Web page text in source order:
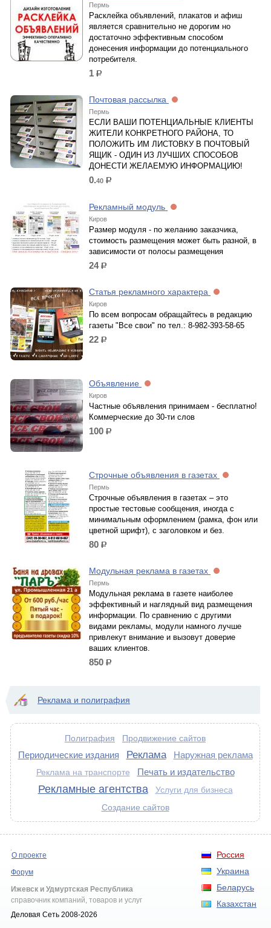
Пермь
Расклейка объявлений, плакатов и афиш
является сравнительно не дорогим но
достаточно эффективным способом
донесения информации до потенциального
потребителя.
1 р.
Почтовая рассылка
Пермь
ЕСЛИ ВАШИ ПОТЕНЦИАЛЬНЫЕ КЛИЕНТЫ
ЖИТЕЛИ КОНКРЕТНОГО РАЙОНА, ТО
ПОЛОЖИТЬ ИМ ЛИСТОВКУ В ПОЧТОВЫЙ
ЯЩИК - ОДИН ИЗ ЛУЧШИХ СПОСОБОВ
ДОНЕСТИ ЖЕЛАЕМУЮ ИНФОРМАЦИЮ!
0.40 р.
Рекламный модуль
Киров
Размер модуля - по желанию заказчика,
стоимость размещения может быть разной, в
зависимости от полосы размещения
24р.
Статья рекламного характера
Киров
По всем вопросам обращайтесь в редакцию
газеты "Все свои" по тел.: 8-982-393-58-65
22 р.
Объявление
Киров
Частные объявления принимаем - бесплатно!
Коммерческие до 30-ти слов
100 р.
Строчные объявления в газетах
Пермь
Строчные объявления в газетах – это
простые тестовые сообщения, иногда с
минимальным оформлением (рамка, фон или
цветной шрифт), с заголовком и без.
80 р.
Модульная реклама в газетах
Пермь
Модульная реклама в газете наиболее
эффективный и наглядный вид размещения
информации. По сравнению с другими
видами рекламы, модули намного лучше
привлекут внимание и вызовут доверие
ваших клиентов.
850 р.
Реклама и полиграфия
Полиграфия Продвижение сайтов
Периодические издания Реклама Наружная реклама
Реклама на транспорте Печать и издательство
Рекламные агентства Услуги для бизнеса
Создание сайтов
Россия
Украина
Беларусь
Казахстан
О проекте
Форум
Ижевск и Удмуртская Республика
справочник компаний, товаров и услуг
Деловая Сеть 2008-2026